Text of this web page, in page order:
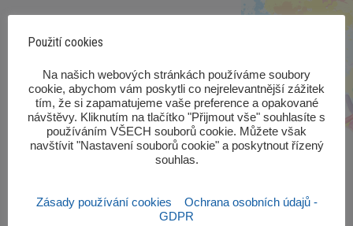
Použití cookies
‎Na našich webových stránkách používáme soubory
cookie, abychom vám poskytli co nejrelevantnější zážitek
tím, že si zapamatujeme vaše preference a opakované
návštěvy. Kliknutím na tlačítko "Přijmout vše" souhlasíte s
používáním VŠECH souborů cookie. Můžete však
navštívit "Nastavení souborů cookie" a poskytnout řízený
souhlas.‎
Zásady používání cookies
Ochrana osobních údajů -
GDPR